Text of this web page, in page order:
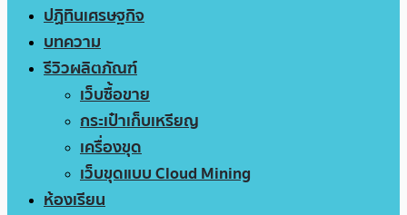
ปฏิทินเศรษฐกิจ
บทความ
รีวิวผลิตภัณฑ์
เว็บซื้อขาย
กระเป๋าเก็บเหรียญ
เครื่องขุด
เว็บขุดแบบ Cloud Mining
ห้องเรียน